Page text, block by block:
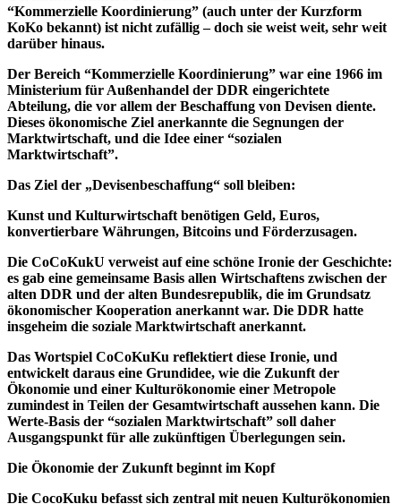
“Kommerzielle Koordinierung” (auch unter der Kurzform
KoKo bekannt) ist nicht zufällig – doch sie weist weit, sehr weit
darüber hinaus.
Der Bereich “Kommerzielle Koordinierung” war eine 1966 im
Ministerium für Außenhandel der DDR eingerichtete
Abteilung, die vor allem der Beschaffung von Devisen diente.
Dieses ökonomische Ziel anerkannte die Segnungen der
Marktwirtschaft, und die Idee einer “sozialen
Marktwirtschaft”.
Das Ziel der „Devisenbeschaffung“ soll bleiben:
Kunst und Kulturwirtschaft benötigen Geld, Euros,
konvertierbare Währungen, Bitcoins und Förderzusagen.
Die CoCoKukU verweist auf eine schöne Ironie der Geschichte:
es gab eine gemeinsame Basis allen Wirtschaftens zwischen der
alten DDR und der alten Bundesrepublik, die im Grundsatz
ökonomischer Kooperation anerkannt war. Die DDR hatte
insgeheim die soziale Marktwirtschaft anerkannt.
Das Wortspiel CoCoKuKu reflektiert diese Ironie, und
entwickelt daraus eine Grundidee, wie die Zukunft der
Ökonomie und einer Kulturökonomie einer Metropole
zumindest in Teilen der Gesamtwirtschaft aussehen kann. Die
Werte-Basis der “sozialen Marktwirtschaft” soll daher
Ausgangspunkt für alle zukünftigen Überlegungen sein.
Die Ökonomie der Zukunft beginnt im Kopf
Die CocoKuku befasst sich zentral mit neuen Kulturökonomien